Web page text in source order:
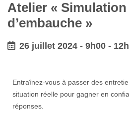
Atelier «
d’embauche »
26 juillet 2024 - 9h00 -
Entraînez-vous à passer des
situation réelle pour gagner en
réponses.